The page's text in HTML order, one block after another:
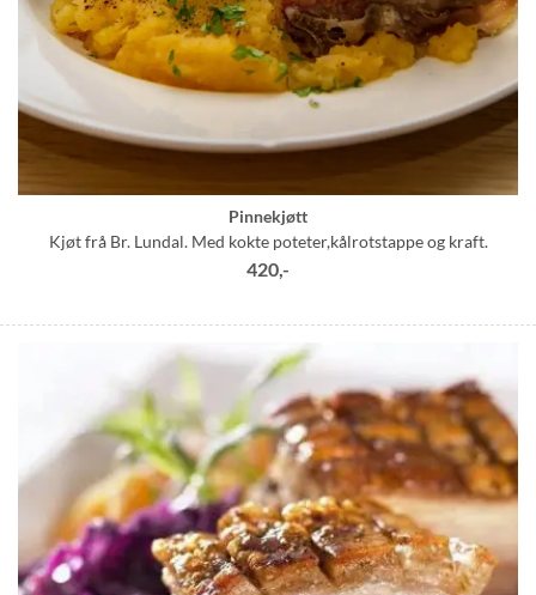
Pinnekjøtt
Kjøt frå Br. Lundal. Med kokte poteter,kålrotstappe og kraft.
420,-